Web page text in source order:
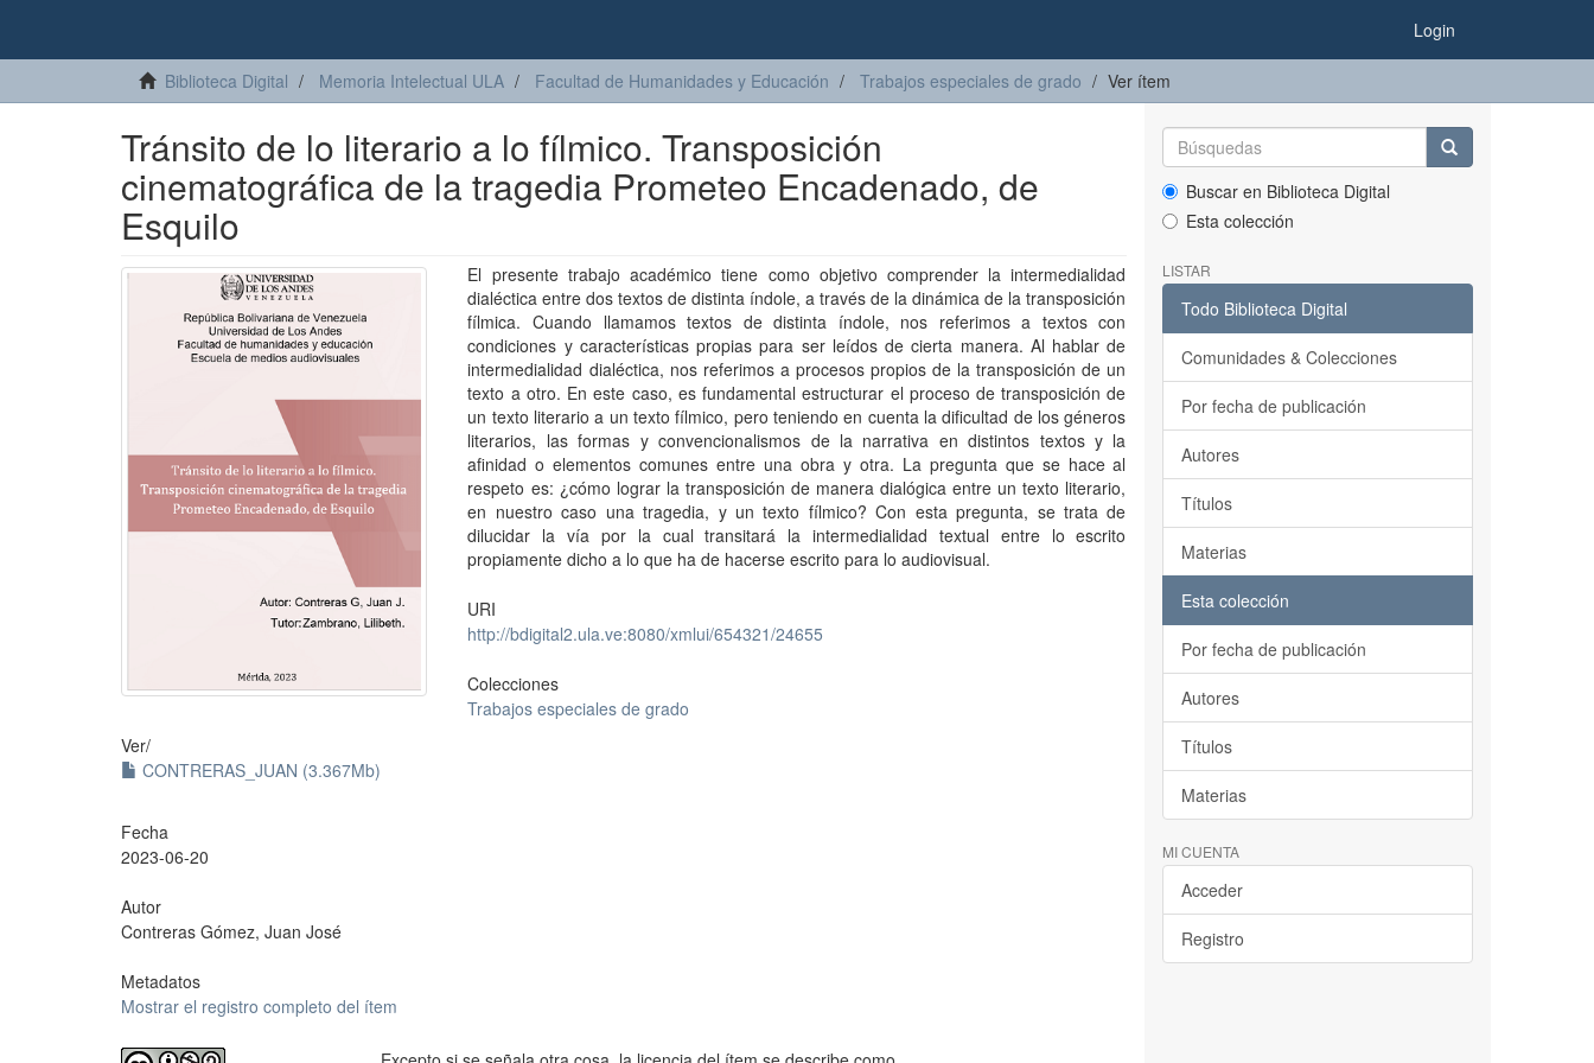
Login
Biblioteca Digital Memoria Intelectual ULA Facultad de Humanidades y Educación Trabajos especiales de grado Ver ítem
Tránsito de lo literario a lo fílmico. Transposición
cinematográfica de la tragedia Prometeo Encadenado, de
Esquilo
Ver/
CONTRERAS_JUAN (3.367Mb)
Fecha
2023-06-20
Autor
Contreras Gómez, Juan José
Metadatos
Mostrar el registro completo del ítem
El presente trabajo académico tiene como objetivo comprender la intermedialidad
dialéctica entre dos textos de distinta índole, a través de la dinámica de la transposición
fílmica. Cuando llamamos textos de distinta índole, nos referimos a textos con
condiciones y características propias para ser leídos de cierta manera. Al hablar de
intermedialidad dialéctica, nos referimos a procesos propios de la transposición de un
texto a otro. En este caso, es fundamental estructurar el proceso de transposición de
un texto literario a un texto fílmico, pero teniendo en cuenta la dificultad de los géneros
literarios, las formas y convencionalismos de la narrativa en distintos textos y la
afinidad o elementos comunes entre una obra y otra. La pregunta que se hace al
respeto es: ¿cómo lograr la transposición de manera dialógica entre un texto literario,
en nuestro caso una tragedia, y un texto fílmico? Con esta pregunta, se trata de
dilucidar la vía por la cual transitará la intermedialidad textual entre lo escrito
propiamente dicho a lo que ha de hacerse escrito para lo audiovisual.
URI
http://bdigital2.ula.ve:8080/xmlui/654321/24655
Colecciones
Trabajos especiales de grado
Buscar en Biblioteca Digital
Esta colección
LISTAR
Todo Biblioteca Digital
Comunidades & Colecciones
Por fecha de publicación
Autores
Títulos
Materias
Esta colección
Por fecha de publicación
Autores
Títulos
Materias
MI CUENTA
Acceder
Registro